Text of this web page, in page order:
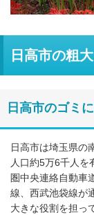
日高市の粗
日高市のゴミ
日高市は埼玉県の
人口約5万6千人を
圏中央連絡自動車
線、西武池袋線が
大きな役割を担っ